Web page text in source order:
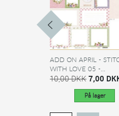
ADD ON APRIL -
WITH LOVE 05 -...
10,00 DKK 7,00
På lager